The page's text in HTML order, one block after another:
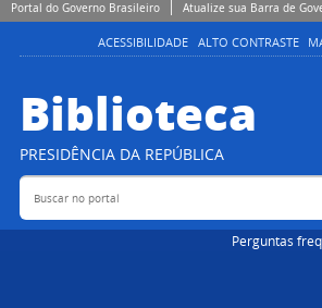
Portal do Governo Brasileiro Atualize sua Barra de
ACESSIBILIDADE ALTO CONTRASTE
Biblioteca
PRESIDÊNCIA DA REPÚBLICA
Buscar no portal
Perguntas